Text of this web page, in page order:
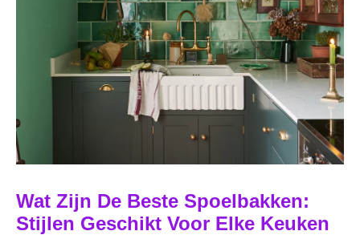
Wat Zijn De Beste Spoelbakken:
Stijlen Geschikt Voor Elke Keuken